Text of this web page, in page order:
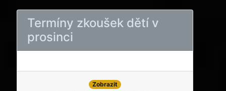
Termíny zkoušek dětí v
prosinci
Zobrazit